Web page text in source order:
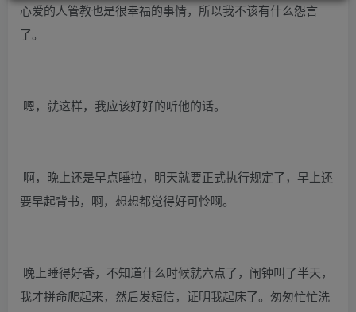
心爱的人管教也是很幸福的事情，所以我不该有什么怨言
了。
嗯，就这样，我应该好好的听他的话。
啊，晚上还是早点睡拉，明天就要正式执行规定了，早上还
要早起背书，啊，想想都觉得好可怜啊。
晚上睡得好香，不知道什么时候就六点了，闹钟叫了半天，
我才拼命爬起来，然后发短信，证明我起床了。匆匆忙忙洗